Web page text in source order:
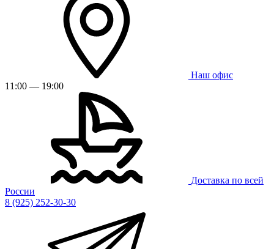
Наш офис
11:00 — 19:00
Доставка по всей
России
8 (925) 252-30-30